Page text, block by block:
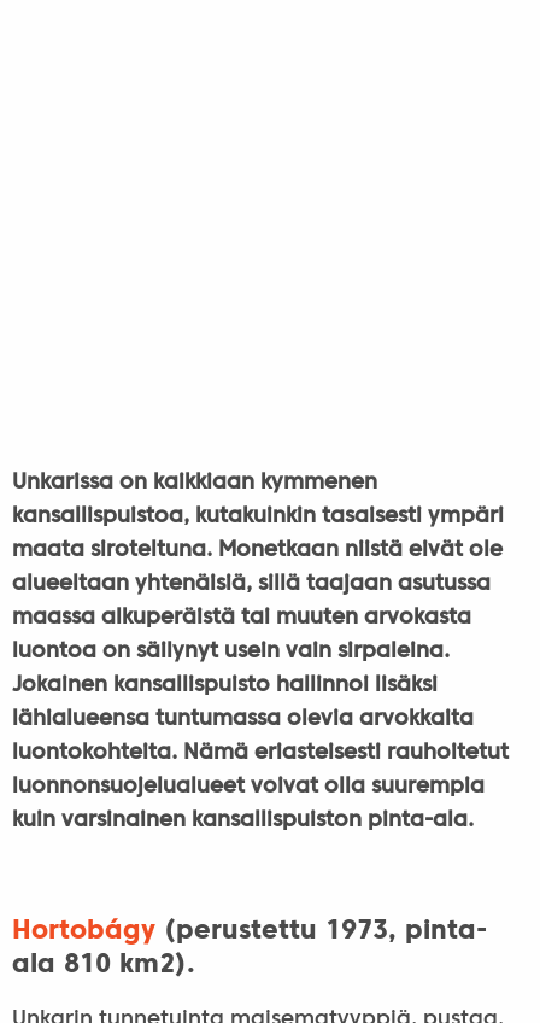
Unkarissa on kaikkiaan kymmenen
kansallispuistoa, kutakuinkin tasaisesti ympäri
maata siroteltuna. Monetkaan niistä eivät ole
alueeltaan yhtenäisiä, sillä taajaan asutussa
maassa alkuperäistä tai muuten arvokasta
luontoa on säilynyt usein vain sirpaleina.
Jokainen kansallispuisto hallinnoi lisäksi
lähialueensa tuntumassa olevia arvokkaita
luontokohteita. Nämä eriasteisesti rauhoitetut
luonnonsuojelualueet voivat olla suurempia
kuin varsinainen kansallispuiston pinta-ala.
Hortobágy(perustettu 1973, pinta-
ala 810 km2).